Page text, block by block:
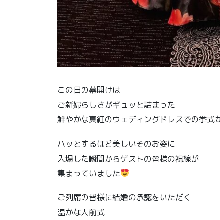
この日の幕開けは
ご新婦らしさがギュッと詰まった
鮮やかな真紅のウェディングドレスでの挙式
ハッとするほど美しいそのお姿に
入場した瞬間からゲストの皆様の視線が
集まっていました
ご列席の皆様に結婚の承認をいただく
温かな人前式